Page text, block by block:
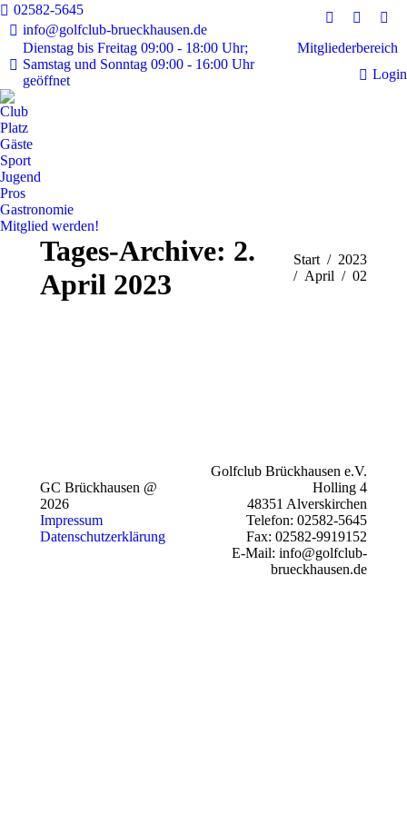
02582-5645
info@golfclub-brueckhausen.de
Dienstag bis Freitag 09:00 - 18:00 Uhr;
Samstag und Sonntag 09:00 - 16:00 Uhr
geöffnet
Instagram
page
opens
page
opens
E-
Mitgliederbereich
Login
Club
Platz
Gäste
Sport
Jugend
Pros
Gastronomie
Mitglied werden!
Tages-Archive: 2.
April 2023
Sie befinden sich hier:
Start
2023
April
02
GC Brückhausen @
2026
Impressum
Datenschutzerklärung
Golfclub Brückhausen e.V.
Holling 4
48351 Alverskirchen
Telefon: 02582-5645
Fax: 02582-9919152
E-Mail: info@golfclub-
brueckhausen.de